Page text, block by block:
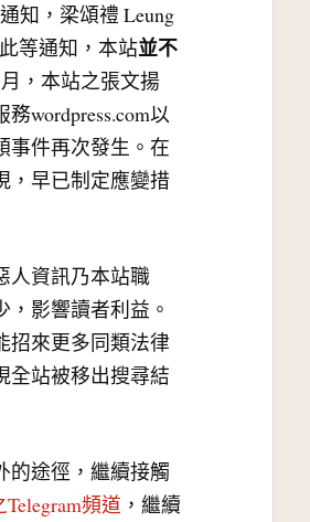
知，梁頌禮 Leung
等通知，本站並不
，本站之張文揚
wordpress.com以
事件再次發生。在
，早已制定應變措
人資訊乃本站職
影響讀者利益。
招來更多同類法律
全站被移出搜尋結
的途徑，繼續接觸
頻道 ，繼續